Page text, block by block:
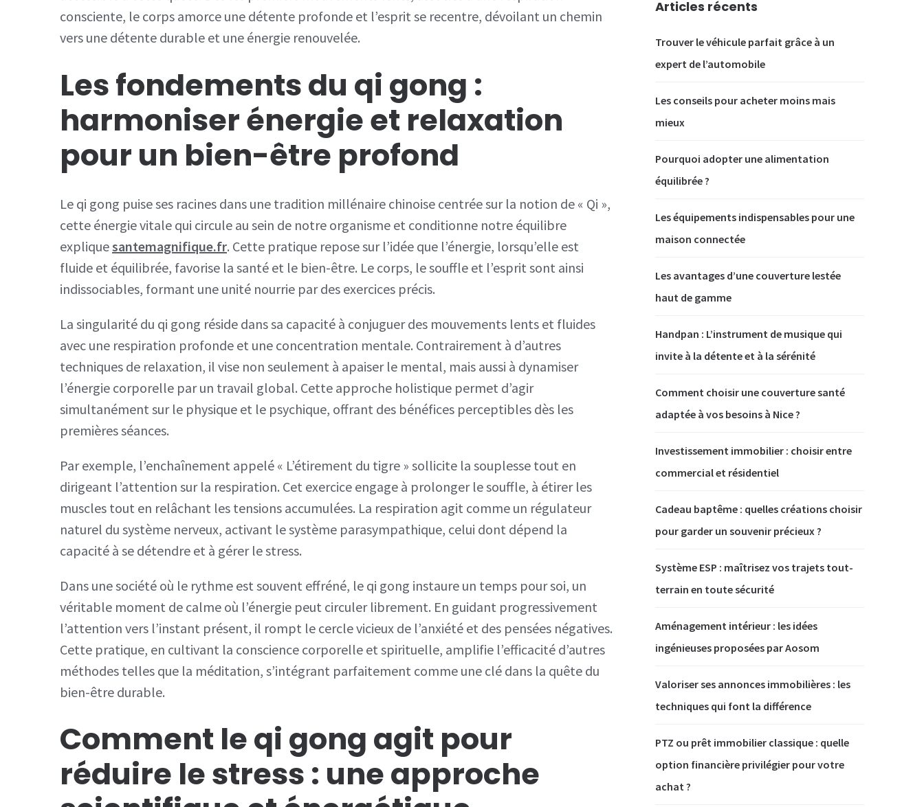
consciente, le corps amorce une détente profonde et l’esprit se recentre, dévoilant un chemin
vers une détente durable et une énergie renouvelée.
Les fondements du qi gong :
harmoniser énergie et relaxation
pour un bien-être profond
Le qi gong puise ses racines dans une tradition millénaire chinoise centrée sur la notion de « Qi »,
cette énergie vitale qui circule au sein de notre organisme et conditionne notre équilibre
expliquesantemagnifique.fr. Cette pratique repose sur l’idée que l’énergie, lorsqu’elle est
fluide et équilibrée, favorise la santé et le bien-être. Le corps, le souffle et l’esprit sont ainsi
indissociables, formant une unité nourrie par des exercices précis.
La singularité du qi gong réside dans sa capacité à conjuguer des mouvements lents et fluides
avec une respiration profonde et une concentration mentale. Contrairement à d’autres
techniques de relaxation, il vise non seulement à apaiser le mental, mais aussi à dynamiser
l’énergie corporelle par un travail global. Cette approche holistique permet d’agir
simultanément sur le physique et le psychique, offrant des bénéfices perceptibles dès les
premières séances.
Par exemple, l’enchaînement appelé « L’étirement du tigre » sollicite la souplesse tout en
dirigeant l’attention sur la respiration. Cet exercice engage à prolonger le souffle, à étirer les
muscles tout en relâchant les tensions accumulées. La respiration agit comme un régulateur
naturel du système nerveux, activant le système parasympathique, celui dont dépend la
capacité à se détendre et à gérer le stress.
Dans une société où le rythme est souvent effréné, le qi gong instaure un temps pour soi, un
véritable moment de calme où l’énergie peut circuler librement. En guidant progressivement
l’attention vers l’instant présent, il rompt le cercle vicieux de l’anxiété et des pensées négatives.
Cette pratique, en cultivant la conscience corporelle et spirituelle, amplifie l’efficacité d’autres
méthodes telles que la méditation, s’intégrant parfaitement comme une clé dans la quête du
bien-être durable.
Comment le qi gong agit pour
réduire le stress : une approche
Articles récents
Trouver le véhicule parfait grâce à un
expert de l’automobile
Les conseils pour acheter moins mais
mieux
Pourquoi adopter une alimentation
équilibrée ?
Les équipements indispensables pour une
maison connectée
Les avantages d’une couverture lestée
haut de gamme
Handpan : L’instrument de musique qui
invite à la détente et à la sérénité
Comment choisir une couverture santé
adaptée à vos besoins à Nice ?
Investissement immobilier : choisir entre
commercial et résidentiel
Cadeau baptême : quelles créations choisir
pour garder un souvenir précieux ?
Système ESP : maîtrisez vos trajets tout-
terrain en toute sécurité
Aménagement intérieur : les idées
ingénieuses proposées par Aosom
Valoriser ses annonces immobilières : les
techniques qui font la différence
PTZ ou prêt immobilier classique : quelle
option financière privilégier pour votre
achat ?